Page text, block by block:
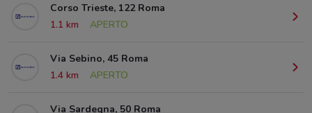
Corso Trieste, 122 Roma
1.1 km
APERTO
Via Sebino, 45 Roma
1.4 km
APERTO
Via Sardegna, 50 Roma